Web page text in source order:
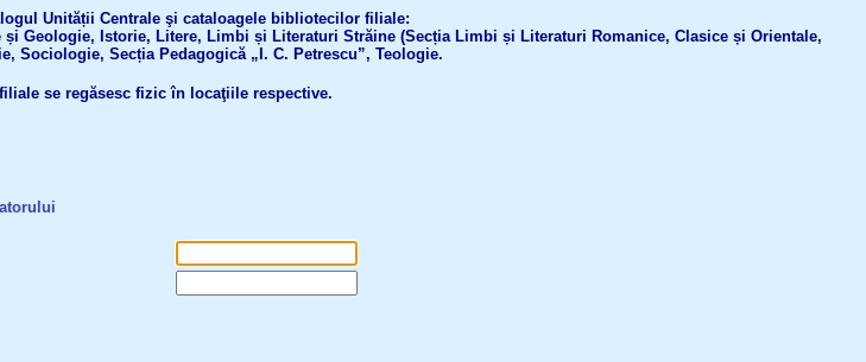
Unității Centrale şi cataloagele bibliotecilor filiale:
Geologie, Istorie, Litere, Limbi și Literaturi Străine (Secția Limbi și Literaturi Romanice, Clasice și Orientale,
Sociologie, Secția Pedagogică „I. C. Petrescu”, Teologie.
se regăsesc fizic în locaţiile respective.